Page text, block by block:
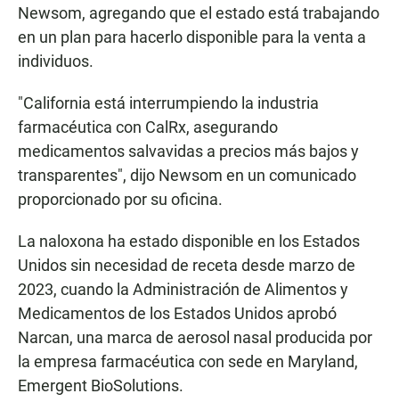
Newsom, agregando que el estado está trabajando
en un plan para hacerlo disponible para la venta a
individuos.
"California está interrumpiendo la industria
farmacéutica con CalRx, asegurando
medicamentos salvavidas a precios más bajos y
transparentes", dijo Newsom en un comunicado
proporcionado por su oficina.
La naloxona ha estado disponible en los Estados
Unidos sin necesidad de receta desde marzo de
2023, cuando la Administración de Alimentos y
Medicamentos de los Estados Unidos aprobó
Narcan, una marca de aerosol nasal producida por
la empresa farmacéutica con sede en Maryland,
Emergent BioSolutions.